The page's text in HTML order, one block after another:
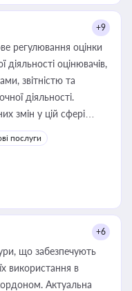
+9
регулювання оцінки
оцінювачів,
звітністю та
діяльності.
змін у цій сфері
юриста або
оренди
і перевірки
послуги
+6
що забезпечують
використання в
Актуальна